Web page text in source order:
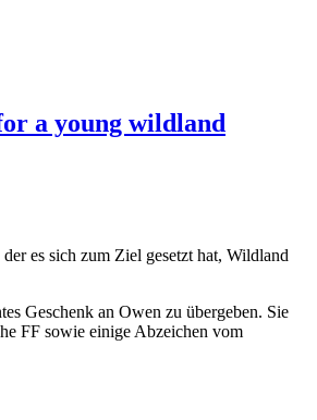
a young wildland
es sich zum Ziel gesetzt hat, Wildland
Geschenk an Owen zu übergeben. Sie
FF sowie einige Abzeichen vom